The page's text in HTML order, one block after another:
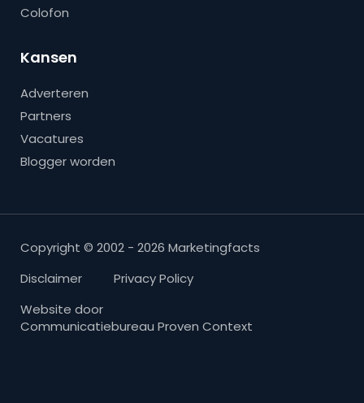
Colofon
Kansen
Adverteren
Partners
Vacatures
Blogger worden
Copyright © 2002 - 2026 Marketingfacts
Disclaimer
Privacy Policy
Website door
Communicatiebureau Proven Context